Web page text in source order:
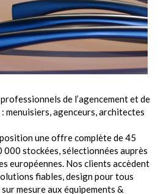
de l’agencement et de
menuisiers, agenceurs, architectes
une offre complète de 45
stockées, sélectionnées auprès
européennes. Nos clients accèdent
fiables, design pour tous
mesure aux équipements &